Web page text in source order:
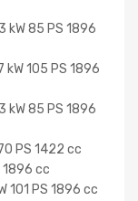
kW 85 PS 1896
105 PS 1896
kW 85 PS 1896
PS 1422 cc
1896 cc
101 PS 1896 cc